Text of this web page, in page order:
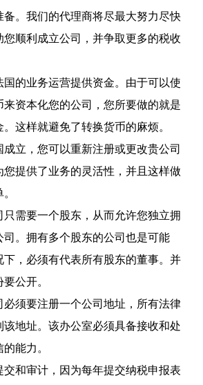
备。我们的代理商将尽最大努力尽快
您顺利成立公司，并争取更多的税收
国的业务运营提供资金。由于可以使
来资本化您的公司，您所要做的就是
这样就避免了转换货币的麻烦。
立，您可以重新注册或更改贵公司
您提供了业务的灵活性，并且这样做
只需要一个股东，从而允许您独立拥
司。拥有多个股东的公司也是可能
下，必须有代表所有股东的董事。并
公开。
必须要注册一个公司地址，所有法律
该地址。该办公室必须具备接收和处
能力。
交和审计，因为每年提交纳税申报表